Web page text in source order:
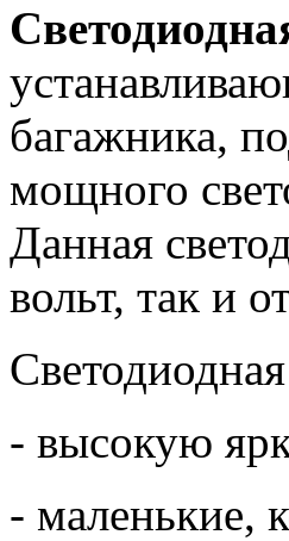
багажника,
мощного
Данная
вольт, так и
- высокую
- маленькие,